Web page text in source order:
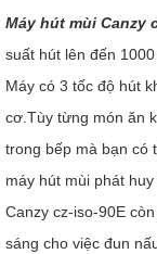
Máy hút mùi Canzy
suất hút lên đến
Máy có 3 tốc độ hút
cơ.Tùy từng món ăn
trong bếp mà bạn có
máy hút mùi phát
Canzy cz-iso-90E
sáng cho việc đun